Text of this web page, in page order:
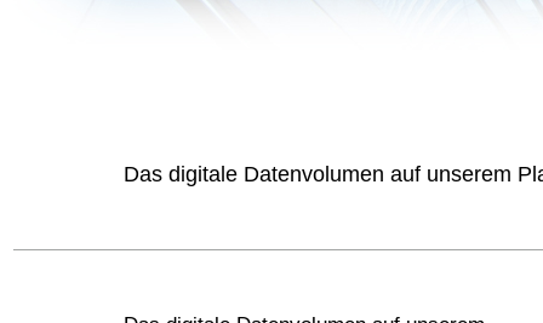
Das digitale Datenvolumen auf unserem